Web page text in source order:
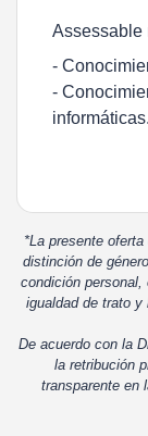
Assessable
-
-
informáticas.
*La presente
distinción de
condición personal,
igualdad de trato
De acuerdo con la
la retribución
transparente en